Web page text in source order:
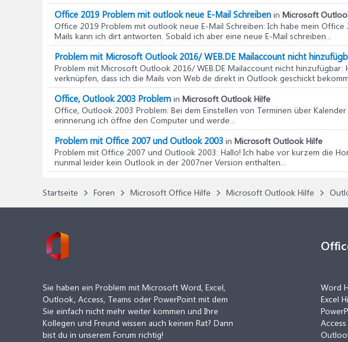
Office 2019 Problem mit outlook neue E-Mail Schreiben in Microsoft
Office 2019 Problem mit outlook neue E-Mail Schreiben: Ich habe mein
Mails kann ich dirt antworten. Sobald ich aber eine neue E-Mail schreiben...
Problem mit Microsoft Outlook 2016/ WEB.DE Mailaccount nicht
Problem mit Microsoft Outlook 2016/ WEB.DE Mailaccount nicht hinzufügbar:
verknüpfen, dass ich die Mails von Web.de direkt in Outlook geschickt
Office, Outlook 2003 Problem in Microsoft Outlook Hilfe
Office, Outlook 2003 Problem: Bei dem Einstellen von Terminen über
erinnerung ich öffne den Computer und werde...
Problem mit Office 2007 und Outlook 2003 in Microsoft Outlook Hilfe
Problem mit Office 2007 und Outlook 2003: Hallo! Ich habe vor kurzem die
nunmal leider kein Outlook in der 2007ner Version enthalten...
Startseite Foren Microsoft Office Hilfe Microsoft Outlook Hilfe
Sie haben ein Problem mit Microsoft Word, Excel,
Outlook, Access, Teams oder PowerPoint mit dem
Sie einfach nicht mehr weiter kommen und Ihre
Kollegen und Freund wissen auch keinen Rat? Dann
bist du in unserem Forum richtig!
Word
Excel